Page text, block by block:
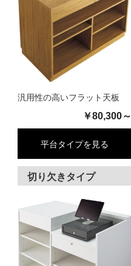
汎用性の高いフラット天板
￥80,300～
平台タイプを見る
切り欠きタイプ